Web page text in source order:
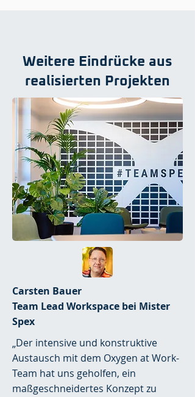
Weitere Eindrücke aus
realisierten Projekten
Carsten Bauer
Team Lead Workspace bei Mister
Spex
„Der intensive und konstruktive
Austausch mit dem Oxygen at Work-
Team hat uns geholfen, ein
maßgeschneidertes Konzept zu